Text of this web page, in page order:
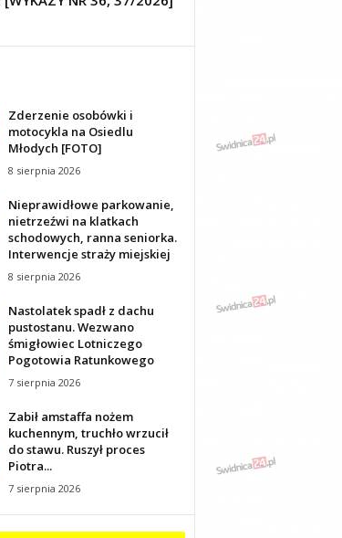
Zderzenie osobówki i
motocykla na Osiedlu
Młodych [FOTO]
8 sierpnia 2026
Nieprawidłowe parkowanie,
nietrzeźwi na klatkach
schodowych, ranna seniorka.
Interwencje straży miejskiej
8 sierpnia 2026
Nastolatek spadł z dachu
pustostanu. Wezwano
śmigłowiec Lotniczego
Pogotowia Ratunkowego
7 sierpnia 2026
Zabił amstaffa nożem
kuchennym, truchło wrzucił
do stawu. Ruszył proces
Piotra...
7 sierpnia 2026